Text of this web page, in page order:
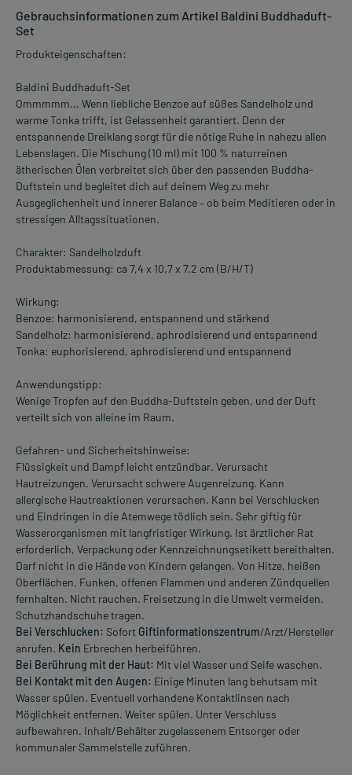
Gebrauchsinformationen zum Artikel Baldini Buddhaduft-
Set
Produkteigenschaften:
Baldini Buddhaduft-Set
Ommmmm... Wenn liebliche Benzoe auf süßes Sandelholz und
warme Tonka trifft, ist Gelassenheit garantiert. Denn der
entspannende Dreiklang sorgt für die nötige Ruhe in nahezu allen
Lebenslagen. Die Mischung (10 ml) mit 100 % naturreinen
ätherischen Ölen verbreitet sich über den passenden Buddha-
Duftstein und begleitet dich auf deinem Weg zu mehr
Ausgeglichenheit und innerer Balance – ob beim Meditieren oder in
stressigen Alltagssituationen.
Charakter: Sandelholzduft
Produktabmessung: ca 7,4 x 10,7 x 7,2 cm (B/H/T)
Wirkung:
Benzoe: harmonisierend, entspannend und stärkend
Sandelholz: harmonisierend, aphrodisierend und entspannend
Tonka: euphorisierend, aphrodisierend und entspannend
Anwendungstipp:
Wenige Tropfen auf den Buddha-Duftstein geben, und der Duft
verteilt sich von alleine im Raum.
Gefahren- und Sicherheitshinweise:
Flüssigkeit und Dampf leicht entzündbar. Verursacht
Hautreizungen. Verursacht schwere Augenreizung. Kann
allergische Hautreaktionen verursachen. Kann bei Verschlucken
und Eindringen in die Atemwege tödlich sein. Sehr giftig für
Wasserorganismen mit langfristiger Wirkung. Ist ärztlicher Rat
erforderlich, Verpackung oder Kennzeichnungsetikett bereithalten.
Darf nicht in die Hände von Kindern gelangen. Von Hitze, heißen
Oberflächen, Funken, offenen Flammen und anderen Zündquellen
fernhalten. Nicht rauchen. Freisetzung in die Umwelt vermeiden.
Schutzhandschuhe tragen.
Bei Verschlucken: Sofort Giftinformationszentrum/Arzt/Hersteller
anrufen. Kein Erbrechen herbeiführen.
Bei Berührung mit der Haut: Mit viel Wasser und Seife waschen.
Bei Kontakt mit den Augen: Einige Minuten lang behutsam mit
Wasser spülen. Eventuell vorhandene Kontaktlinsen nach
Möglichkeit entfernen. Weiter spülen. Unter Verschluss
aufbewahren. Inhalt/Behälter zugelassenem Entsorger oder
kommunaler Sammelstelle zuführen.